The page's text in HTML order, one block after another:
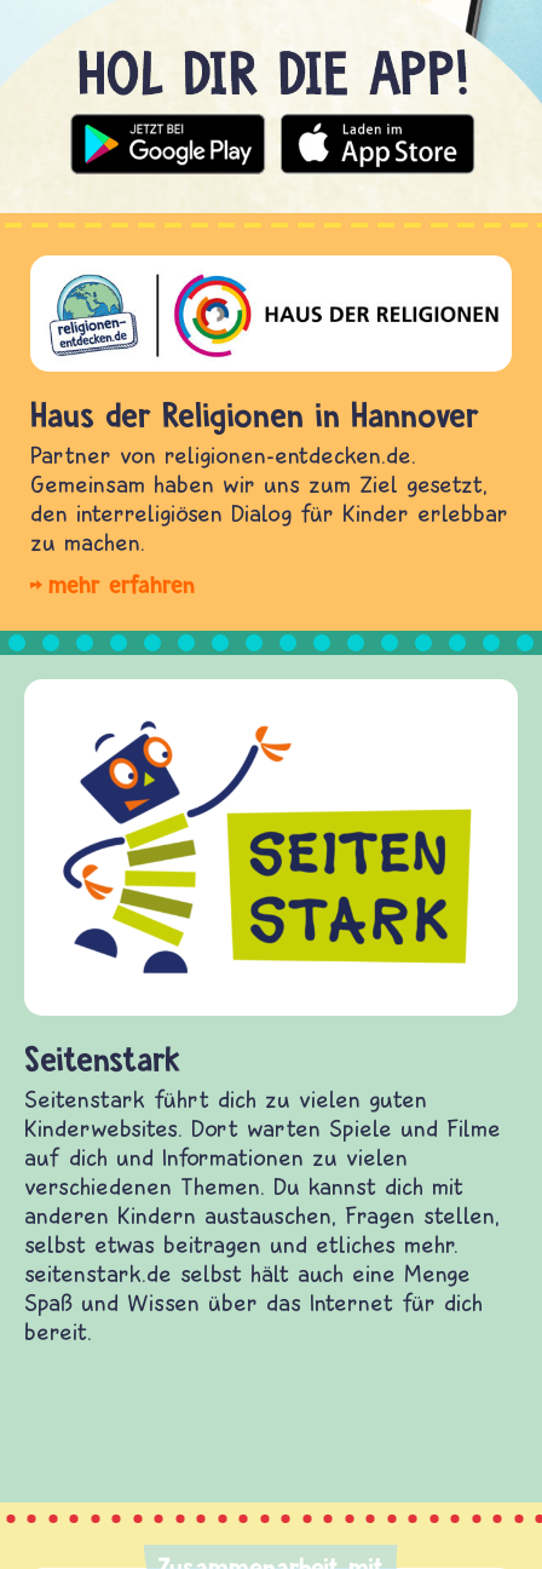
Haus der Religionen in Hannover
Partner von religionen-entdecken.de.
Gemeinsam haben wir uns zum Ziel gesetzt,
den interreligiösen Dialog für Kinder erlebbar
zu machen.
mehr erfahren
guten Kinderwebsites. Dort warten Spiele
zu vielen verschiedenen Themen. Du
austauschen, Fragen stellen, selbst etwas
Frieden Fragen
frieden-fragen.de ist ein
Kinder, Eltern und
Fragen von Krieg und
Gewalt informiert und einen
diesem Themenbereich
fragen.de bietet Antworten
und Frieden, Streit und